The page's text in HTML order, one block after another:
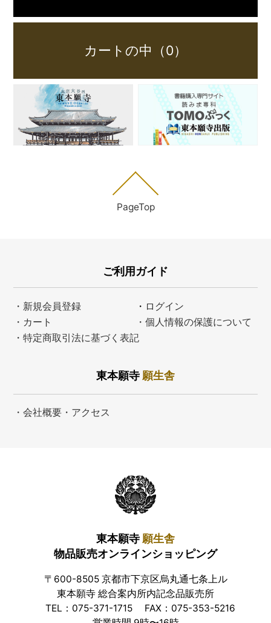
カートの中（0）
PageTop
ご利用ガイド
・新規会員登録 ・ ログイン
・カート
・個人情報の保護について
・特定商取引法に基づく表記
東本願寺 願生舎
・会社概要・アクセス
東本願寺 願生舎
物品販売オンラインショッピング
〒600-8505 京都市下京区烏丸通七条上ル
東本願寺 総合案内所内記念品販売所
TEL：075-371-1715
FAX：075-353-5216